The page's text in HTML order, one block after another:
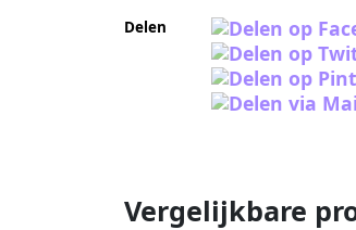
Delen
Vergelijkbare